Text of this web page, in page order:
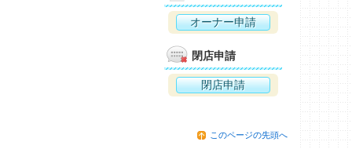
オーナー申請
閉店申請
閉店申請
このページの先頭へ